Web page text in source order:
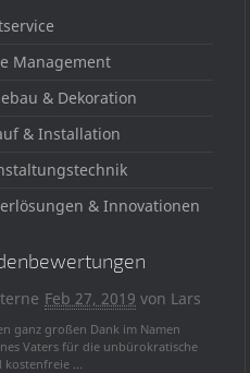
Management
& Dekoration
& Installation
& Innovationen
Feb 27, 2019 von Lars
ganz großen Dank im Namen
Vaters für die unbürokratische
kostenfreie ...